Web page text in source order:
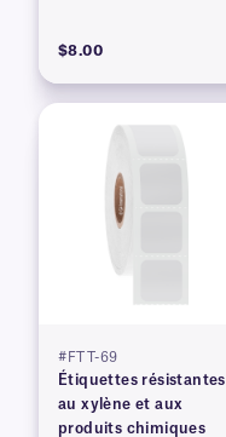
$8.00
#FTT-69
Étiquettes résistantes
au xylène et aux
produits chimiques